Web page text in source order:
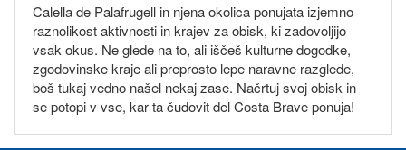
Calella de Palafrugell in njena okolica ponujata izjemno
raznolikost aktivnosti in krajev za obisk, ki zadovoljijo
vsak okus. Ne glede na to, ali iščeš kulturne dogodke,
zgodovinske kraje ali preprosto lepe naravne razglede,
boš tukaj vedno našel nekaj zase. Načrtuj svoj obisk in
se potopi v vse, kar ta čudovit del Costa Brave ponuja!